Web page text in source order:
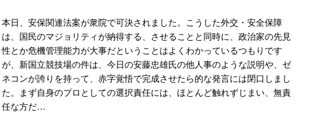
本日、安保関連法案が衆院で可決されました。こうした外交・安全保障
は、国民のマジョリティが納得する、させることと同時に、政治家の先見
性とか危機管理能力が大事だということはよくわかっているつもりです
が、新国立競技場の件は、今日の安藤忠雄氏の他人事のような説明や、ゼ
ネコンが誇りを持って、赤字覚悟で完成させたら的な発言には閉口しまし
た。まず自身のプロとしての選択責任には、ほとんど触れずじまい、無責
任な方だ…